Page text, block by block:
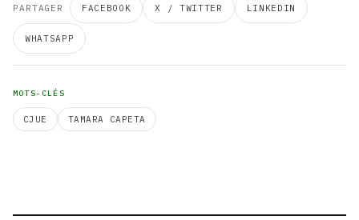
PARTAGER FACEBOOK X / TWITTER LINKEDIN
WHATSAPP
MOTS-CLÉS
CJUE TAMARA CAPETA